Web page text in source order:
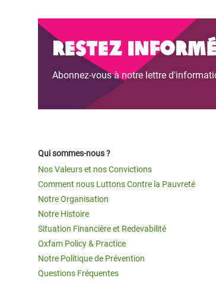
Restez
Abonnez-vous à notre lettre
Qui sommes-nous ?
Nos Valeurs et nos Convictions
Comment nous Luttons Contre la Pauvreté
Notre Organisation
Notre Histoire
Situation Financière et Redevabilité
Oxfam Policy & Practice
Notre Politique de Prévention
Questions Fréquentes